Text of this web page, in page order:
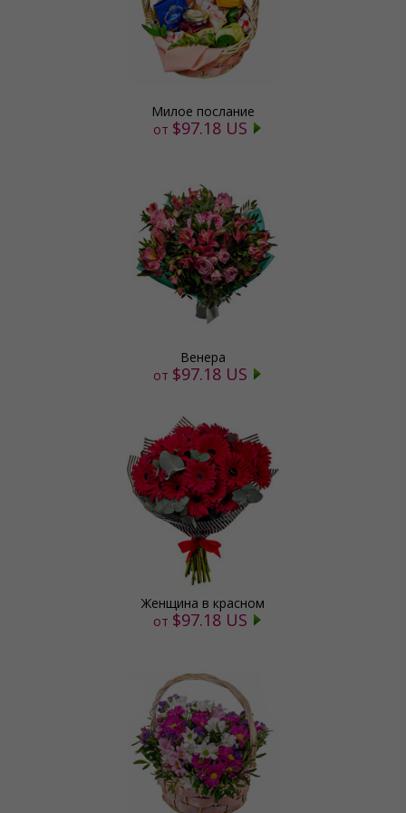
Милое послание
от $97.18 US
Венера
от $97.18 US
Женщина в красном
от $97.18 US